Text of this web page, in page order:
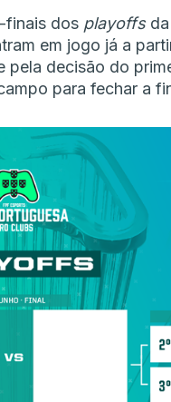
finais dos playoffsda
em jogo já a
pela decisão do
para fechar a